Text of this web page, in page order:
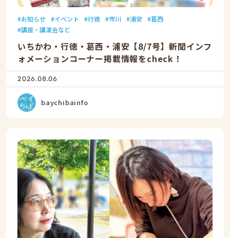
お知らせ イベント 行徳 市川 浦安
葛西
講座・講演会など
いちかわ・行徳・葛西・浦安【8/7号】新聞インフ
ォメーションコーナー掲載情報をcheck！
2026.08.06
baychibainfo